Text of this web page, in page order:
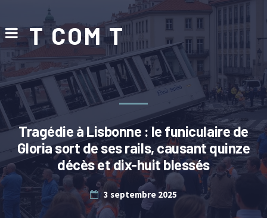
T COM T
Tragédie à Lisbonne : le funiculaire de
Gloria sort de ses rails, causant quinze
décès et dix-huit blessés
3 septembre 2025